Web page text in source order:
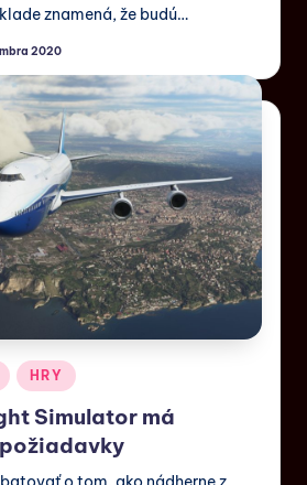
znamená, že budú…
2020
HRY
Simulator má